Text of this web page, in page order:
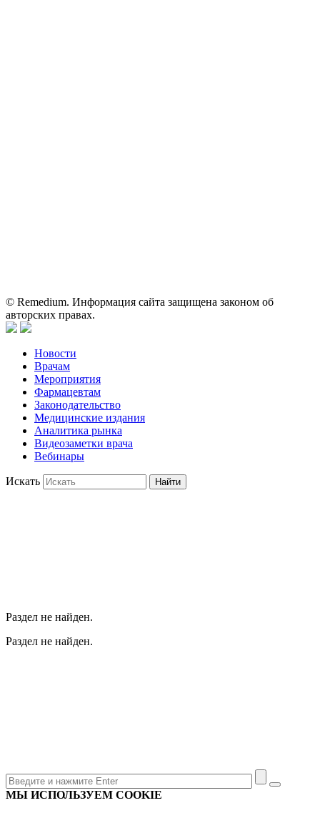
© Remedium. Информация сайта защищена законом об
авторских правах.
Новости
Врачам
Мероприятия
Фармацевтам
Законодательство
Медицинские издания
Аналитика рынка
Видеозаметки врача
Вебинары
Искать Найти
Раздел не найден.
Раздел не найден.
МЫ ИСПОЛЬЗУЕМ COOKIE